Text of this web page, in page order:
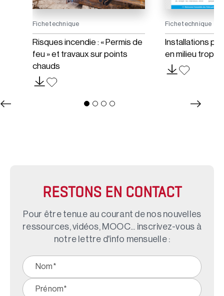
Fiche technique
Risques incendie : « Permis de
feu » et travaux sur points
chauds
Fiche technique
Installations
en milieu
RESTONS EN CONTACT
Pour être tenu.e au courant de nos nouvelles
ressources, vidéos, MOOC... inscrivez-vous à
notre lettre d'info mensuelle :